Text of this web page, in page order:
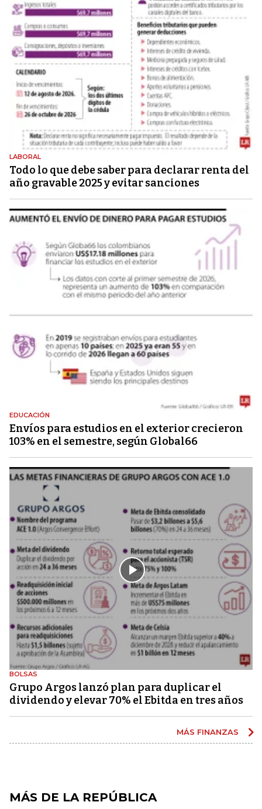
LABORAL
Todo lo que debe saber para declarar renta del
año gravable 2025 y evitar sanciones
EDUCACIÓN
Envíos para estudios en el exterior crecieron
103% en el semestre, según Global66
BOLSAS
Grupo Argos lanzó plan para duplicar el
dividendo y elevar 70% el Ebitda en tres años
MÁS FINANZAS
MÁS DE LA REPÚBLICA